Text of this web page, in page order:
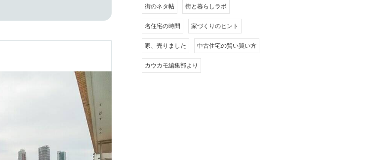
街のネタ帖 街と暮らしラボ
名住宅の時間 家づくりのヒント
家、売りました 中古住宅の賢い買い方
カウカモ編集部より